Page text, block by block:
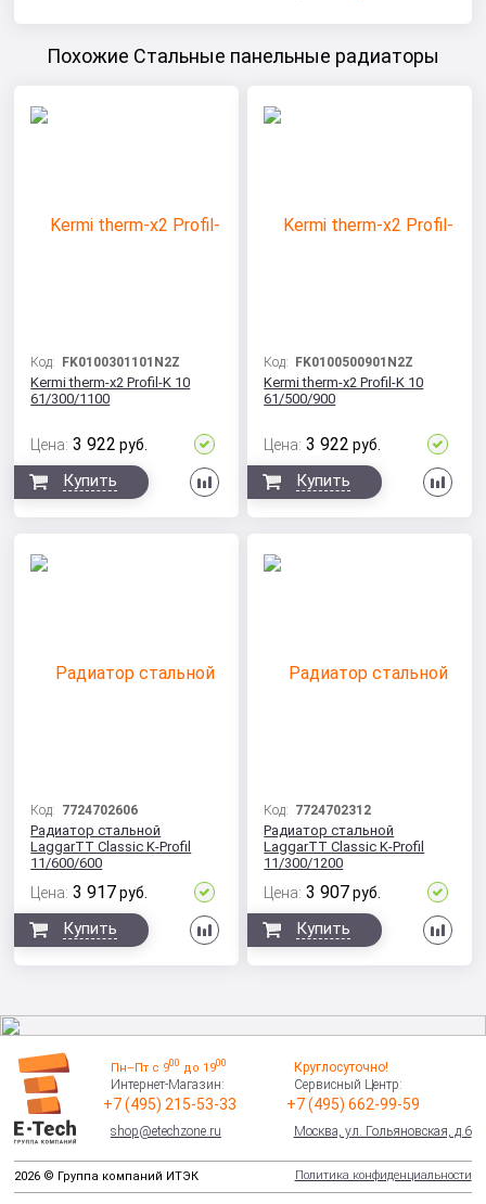
Похожие Стальные панельные радиаторы
Код: FK0100301101N2Z
Kermi therm-x2 Profil-K 10
61/300/1100
Цена: 3 922 руб.
Купить Сравнить
Код: FK0100500901N2Z
Kermi therm-x2 Profil-K 10
61/500/900
Цена: 3 922 руб.
Купить
Код: 7724702606
Радиатор стальной
LaggarTT Classic K-Profil
11/600/600
Цена: 3 917 руб.
Купить Сравнить
Код: 7724702312
Радиатор стальной
LaggarTT Classic K-Profil
11/300/1200
Цена: 3 907 руб.
Купить
Пн–Пт с 900 до 1900
Интернет-Магазин:
+7 (495) 215-53-33
shop@etechzone.ru
Круглосуточно!
Сервисный Центр:
+7 (495) 662-99-59
Москва, ул. Гольяновская, д.6
2026 © Группа компаний ИТЭК Политика конфиденциальности